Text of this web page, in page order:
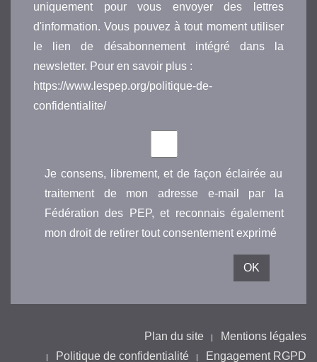
uniquement pour vous envoyer des lettres
d'information. Vous pouvez à tout moment utiliser
le lien de désabonnement intégré dans la
newsletter. Pour en savoir plus :
https://www.lespep.org/politique-de-
confidentialite/
Je consens, librement, et de façon éclairée au
traitement de mon adresse e-mail par la
Fédération des PEP, et reconnais également
mon droit de retirer tout consentement exprimé
Plan du site
Mentions légales
Politique de confidentialité
Engagement RGPD